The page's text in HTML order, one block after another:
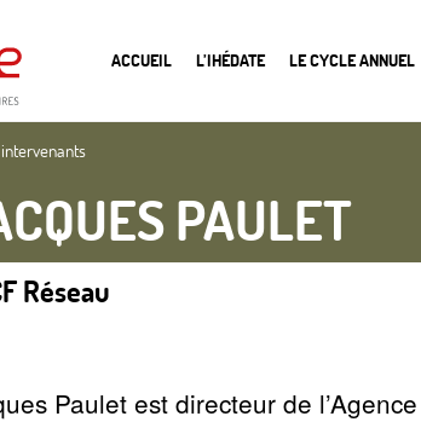
ACCUEIL L’IHÉDATE LE CYCLE ANNUEL
PAULET
Réseau
Paulet est directeur de